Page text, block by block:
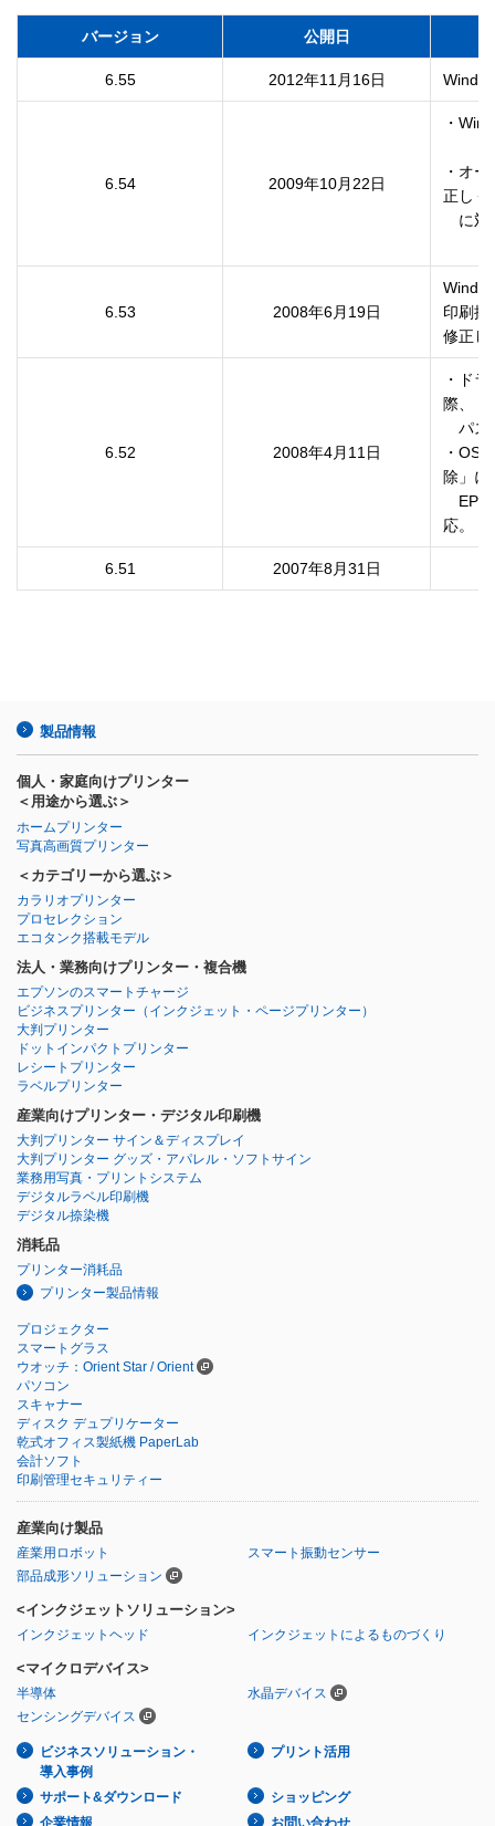
バージョン 公開日
6.55 2012年11月16日
6.54 2009年10月22日
・
・オ
正しく
に対
6.53 2008年6月19日
印刷操
修正し
6.52 2008年4月11日
・ド
際、
パス
・OS
除」に
応。
6.51 2007年8月31日
製品情報
個人・家庭向けプリンター
＜用途から選ぶ＞
ホームプリンター
写真高画質プリンター
＜カテゴリーから選ぶ＞
カラリオプリンター
プロセレクション
エコタンク搭載モデル
法人・業務向けプリンター・複合機
エプソンのスマートチャージ
ビジネスプリンター （インクジェット・ページプリンター）
大判プリンター
ドットインパクトプリンター
レシートプリンター
ラベルプリンター
産業向けプリンター・デジタル印刷機
大判プリンター サイン＆ディスプレイ
大判プリンター グッズ・アパレル・ソフトサイン
業務用写真・プリントシステム
デジタルラベル印刷機
デジタル捺染機
消耗品
プリンター消耗品
プリンター製品情報
プロジェクター
スマートグラス
ウオッチ：Orient Star / Orient
パソコン
スキャナー
ディスク デュプリケーター
乾式オフィス製紙機 PaperLab
会計ソフト
印刷管理セキュリティー
産業向け製品
産業用ロボット
スマート振動センサー
部品成形ソリューション
<インクジェットソリューション>
インクジェットヘッド インクジェットによるものづくり
<マイクロデバイス>
半導体
水晶デバイス
センシングデバイス
ビジネスソリューション・
導入事例
プリント活用
サポート&ダウンロード
ショッピング